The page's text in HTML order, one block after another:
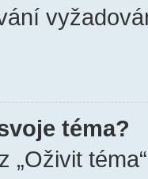
téma?
„Oživit